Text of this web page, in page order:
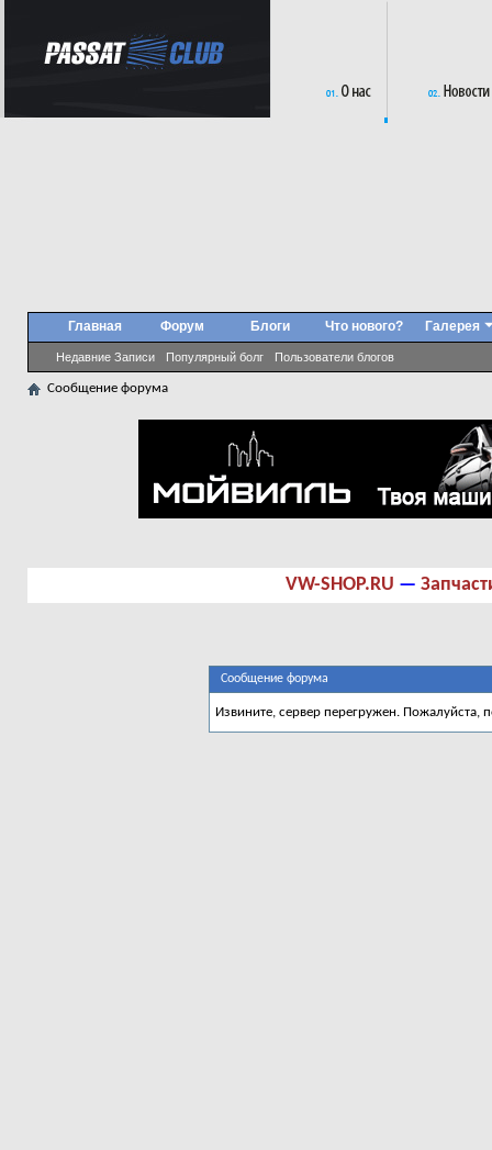
Главная Форум Блоги
Недавние Записи Популярный болг Пользователи блогов
Что нового? Галерея
Сообщение форума
VW-SHOP.RU —
Сообщение форума
Извините, сервер перегружен. Пожалуйста,